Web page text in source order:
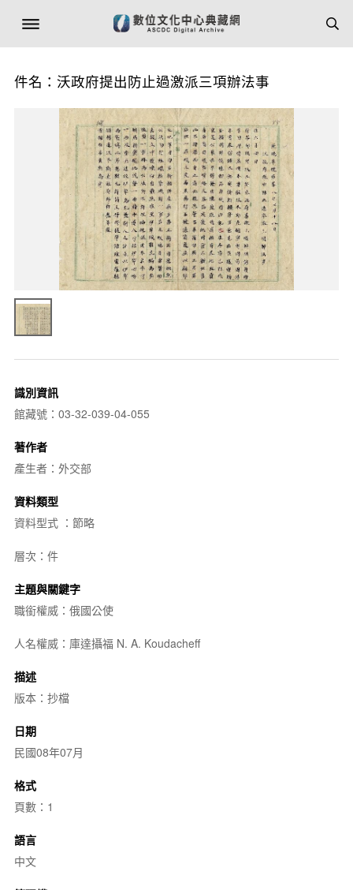
件名：沃政府提出防止過激派三項辦法事
識別資訊
館藏號：03-32-039-04-055
著作者
產生者：外交部
資料類型
資料型式 ：節略
層次：件
主題與關鍵字
職銜權威：俄國公使
人名權威：庫達攝福 N. A. Koudacheff
描述
版本：抄檔
日期
民國08年07月
格式
頁數：1
語言
中文